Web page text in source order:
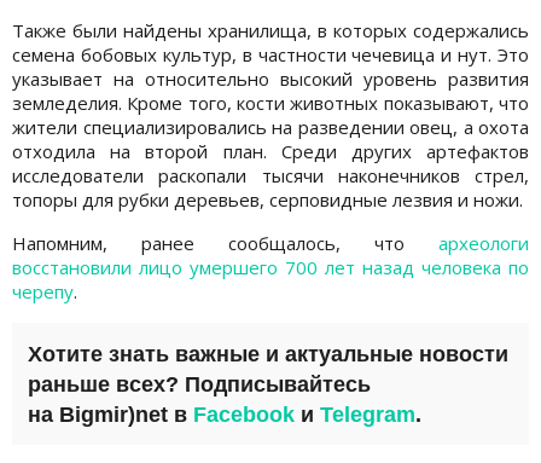
Также были найдены хранилища, в которых содержались
семена бобовых культур, в частности чечевица и нут. Это
указывает на относительно высокий уровень развития
земледелия. Кроме того, кости животных показывают, что
жители специализировались на разведении овец, а охота
отходила на второй план. Среди других артефактов
исследователи раскопали тысячи наконечников стрел,
топоры для рубки деревьев, серповидные лезвия и ножи.
Напомним, ранее сообщалось, что археологи
восстановили лицо умершего 700 лет назад человека по
черепу.
Хотите знать важные и актуальные новости
раньше всех? Подписывайтесь
на Bigmir)net в Facebook и Telegram.